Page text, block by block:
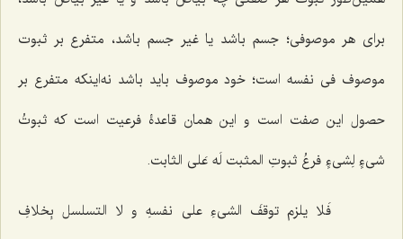
برای هر موصوفی؛ جسم باشد یا غیر جسم باشد، متفرع بر ثبوت
موصوف فی نفسه است؛ خود موصوف باید باشد نه‌اینکه متفرع بر
حصول این صفت است و این همان قاعدۀ فرعیت است که ثبوتُ
شیءٍ لِشیءٍ فرعُ ثبوتِ المثبت لَه عَلی الثابت.
فَلا یلزم توقفَ الشی‌ءِ على نفسهِ و لا التسلسل بِخلافِ